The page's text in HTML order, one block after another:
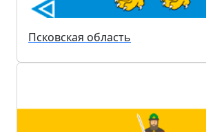
Псковская область